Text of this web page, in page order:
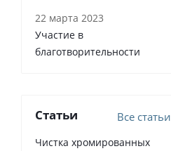
22 марта 2023
Участие в
благотворительности
Статьи Все статьи
Чистка хромированных